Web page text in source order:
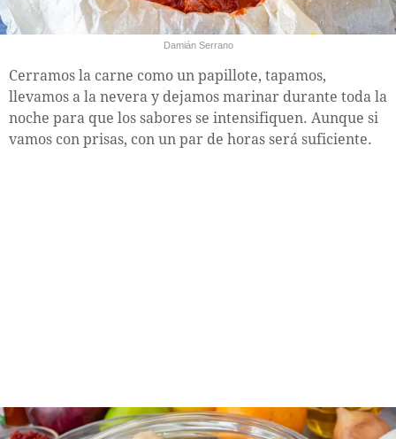
Damián Serrano
Cerramos la carne como un papillote, tapamos,
llevamos a la nevera y dejamos marinar durante toda la
noche para que los sabores se intensifiquen. Aunque si
vamos con prisas, con un par de horas será suficiente.